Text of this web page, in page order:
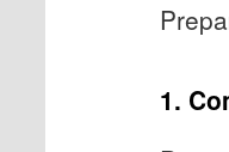
1.